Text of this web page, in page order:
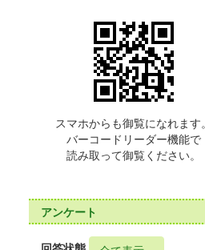
スマホからも御覧になれます。
バーコードリーダー機能で
読み取って御覧ください。
アンケート